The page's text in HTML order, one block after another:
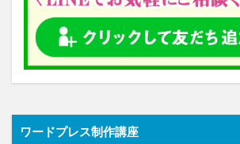
ワードプレス制作講座